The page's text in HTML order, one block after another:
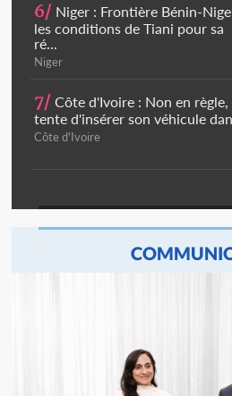
6/ Niger : Frontière Bénin-
les conditions de Tiani pour sa
ré...
Niger
7/ Côte d'Ivoire : Non en règle,
tente d'insérer son véhicule
Côte d'Ivoire